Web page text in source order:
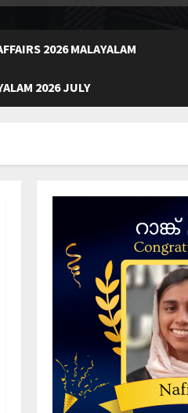
2026 MALAYALAM
2026 JULY